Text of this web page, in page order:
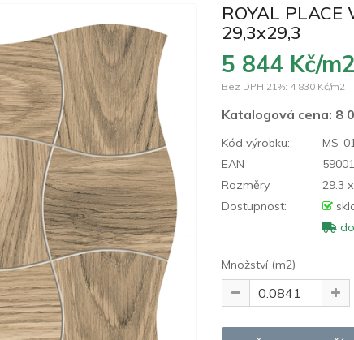
ROYAL
29,3x29,3
5 844 Kč/m2
Bez DPH 21%: 4 830 Kč/m2
Katalogová cena: 8
Kód výrobku:
MS-
EAN
Rozměry
29.3
Dostupnost:
Množství (m2)